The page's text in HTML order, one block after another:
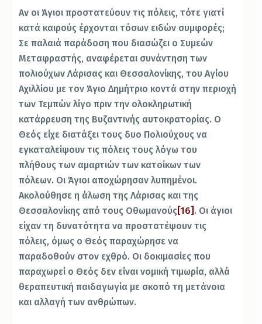
Αν οι Άγιοι προστατεύουν τις πόλεις, τότε γιατί
κατά καιρούς έρχονται τόσων ειδών συμφορές;
Σε παλαιά παράδοση που διασώζει ο Συμεών
Μεταφραστής, αναφέρεται συνάντηση των
πολιούχων Λάρισας και Θεσσαλονίκης, του Αγίου
Αχιλλίου με τον Άγιο Δημήτριο κοντά στην περιοχή
των Τεμπών λίγο πριν την ολοκληρωτική
κατάρρευση της Βυζαντινής αυτοκρατορίας. Ο
Θεός είχε διατάξει τους δυο Πολιούχους να
εγκαταλείψουν τις πόλεις τους λόγω του
πλήθους των αμαρτιών των κατοίκων των
πόλεων. Οι Άγιοι αποχώρησαν λυπημένοι.
Ακολούθησε η άλωση της Λάρισας και της
Θεσσαλονίκης από τους Οθωμανούς [16] . Οι άγιοι
είχαν τη δυνατότητα να προστατέψουν τις
πόλεις, όμως ο Θεός παραχώρησε να
παραδοθούν στον εχθρό. Οι δοκιμασίες που
παραχωρεί ο Θεός δεν είναι νομική τιμωρία, αλλά
θεραπευτική παιδαγωγία με σκοπό τη μετάνοια
και αλλαγή των ανθρώπων.